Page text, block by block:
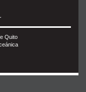
Quito